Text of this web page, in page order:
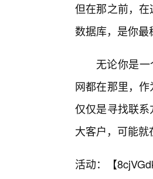
但在那之前，
数据库，是你最
无论你是
网都在那里，
仅仅是寻找联
大客户，可能就
活动：【